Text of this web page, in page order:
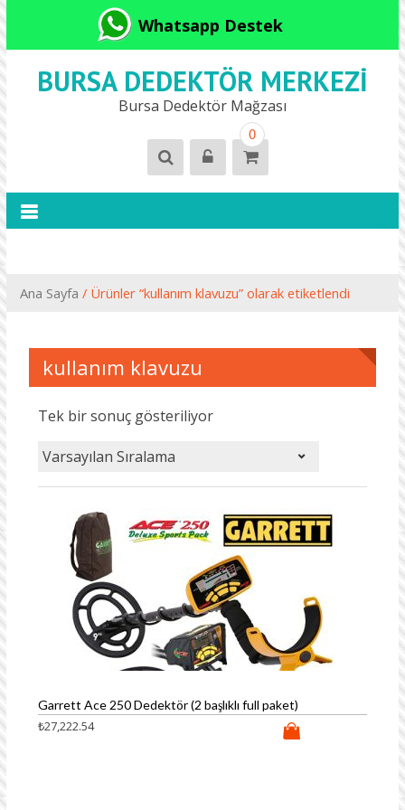
Whatsapp Destek
BURSA DEDEKTÖR MERKEZI
Bursa Dedektör Mağzası
0
Ana Sayfa / Ürünler “kullanım klavuzu” olarak etiketlendi
kullanım klavuzu
Tek bir sonuç gösteriliyor
Garrett Ace 250 Dedektör (2 başlıklı full paket)
₺27,222.54